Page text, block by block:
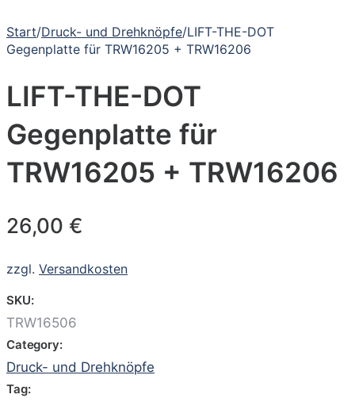
Start/Druck- und Drehknöpfe/LIFT-THE-DOT
Gegenplatte für TRW16205 + TRW16206
LIFT-THE-DOT
Gegenplatte für
TRW16205 + TRW16206
26,00 €
zzgl. Versandkosten
SKU:
TRW16506
Category:
Druck- und Drehknöpfe
Tag: